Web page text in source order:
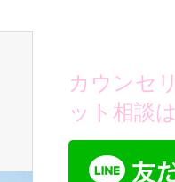
カウンセ
ット相談